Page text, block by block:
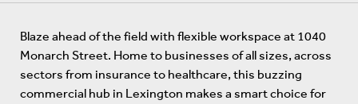
Blaze ahead of the field with flexible workspace at 1040
Monarch Street. Home to businesses of all sizes, across
sectors from insurance to healthcare, this buzzing
commercial hub in Lexington makes a smart choice for